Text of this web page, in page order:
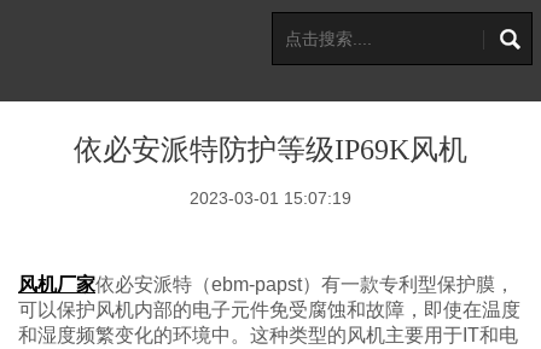
依必安派特防护等级IP69K风机
2023-03-01 15:07:19
风机厂家依必安派特（ebm-papst）有一款专利型保护膜，
可以保护风机内部的电子元件免受腐蚀和故障，即使在温度
和湿度频繁变化的环境中。这种类型的风机主要用于IT和电